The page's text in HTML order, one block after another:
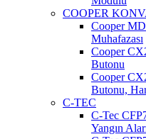
COOPER
Cooper
Muhafazası
Cooper
Butonu
Cooper
Butonu,
C-TEC
C-Tec
Yangın